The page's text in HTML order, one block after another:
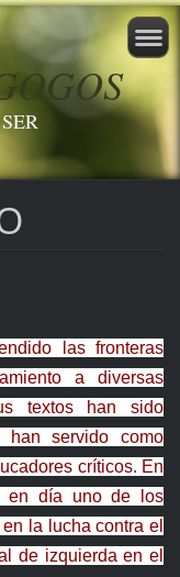
las fronteras
a diversas
textos han sido
han servido como
críticos. En
en día uno de los
la lucha contra el
de izquierda en el